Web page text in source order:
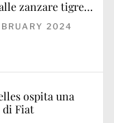
zanzare tigre…
2024
ospita una
di Fiat